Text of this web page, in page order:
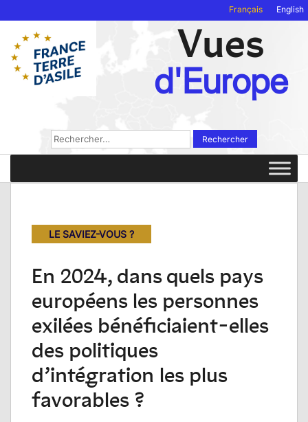
Français English
Vues
d'Europe
Rechercher :
LE SAVIEZ-VOUS ?
En 2024, dans quels pays
européens les personnes
exilées bénéficiaient-elles
des politiques
d’intégration les plus
favorables ?